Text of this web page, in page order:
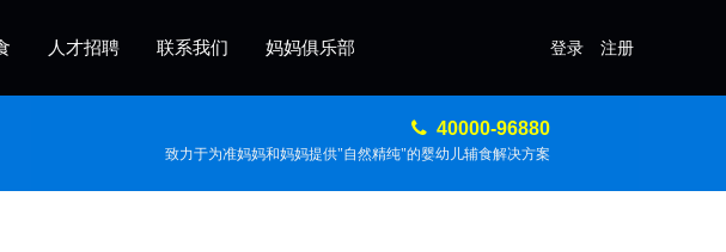
人才招聘 联系我们 妈妈俱乐部 登录 注册
40000-96880
致力于为准妈妈和妈妈提供"自然精纯"的婴幼儿辅食解决方案